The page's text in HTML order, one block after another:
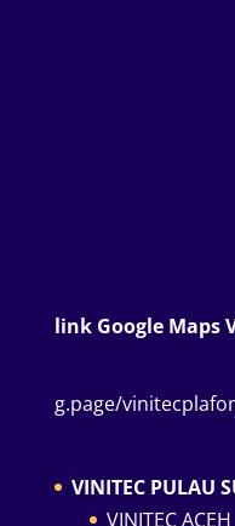
link Google Maps
g.page/
VINITEC PULAU
VINITEC ACEH